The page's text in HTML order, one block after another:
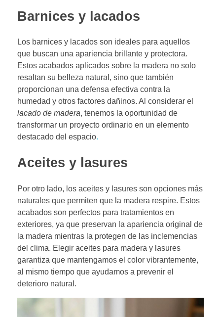
Barnices y lacados
Los barnices y lacados son ideales para aquellos
que buscan una apariencia brillante y protectora.
Estos acabados aplicados sobre la madera no solo
resaltan su belleza natural, sino que también
proporcionan una defensa efectiva contra la
humedad y otros factores dañinos. Al considerar el
lacado de madera, tenemos la oportunidad de
transformar un proyecto ordinario en un elemento
destacado del espacio.
Aceites y lasures
Por otro lado, los aceites y lasures son opciones más
naturales que permiten que la madera respire. Estos
acabados son perfectos para tratamientos en
exteriores, ya que preservan la apariencia original de
la madera mientras la protegen de las inclemencias
del clima. Elegir aceites para madera y lasures
garantiza que mantengamos el color vibrantemente,
al mismo tiempo que ayudamos a prevenir el
deterioro natural.